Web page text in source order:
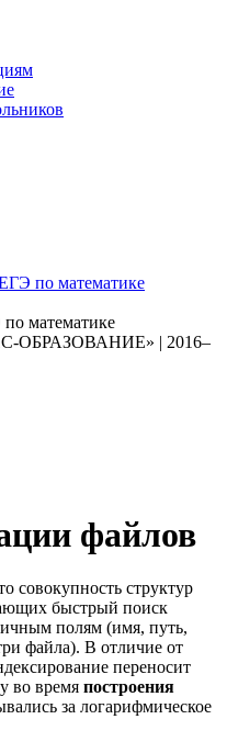
математике
ОБРАЗОВАНИЕ» | 2016–
файлов
совокупность структур
быстрый поиск
полям (имя, путь,
файла). В отличие от
переносит
во время построения
за логарифмическое